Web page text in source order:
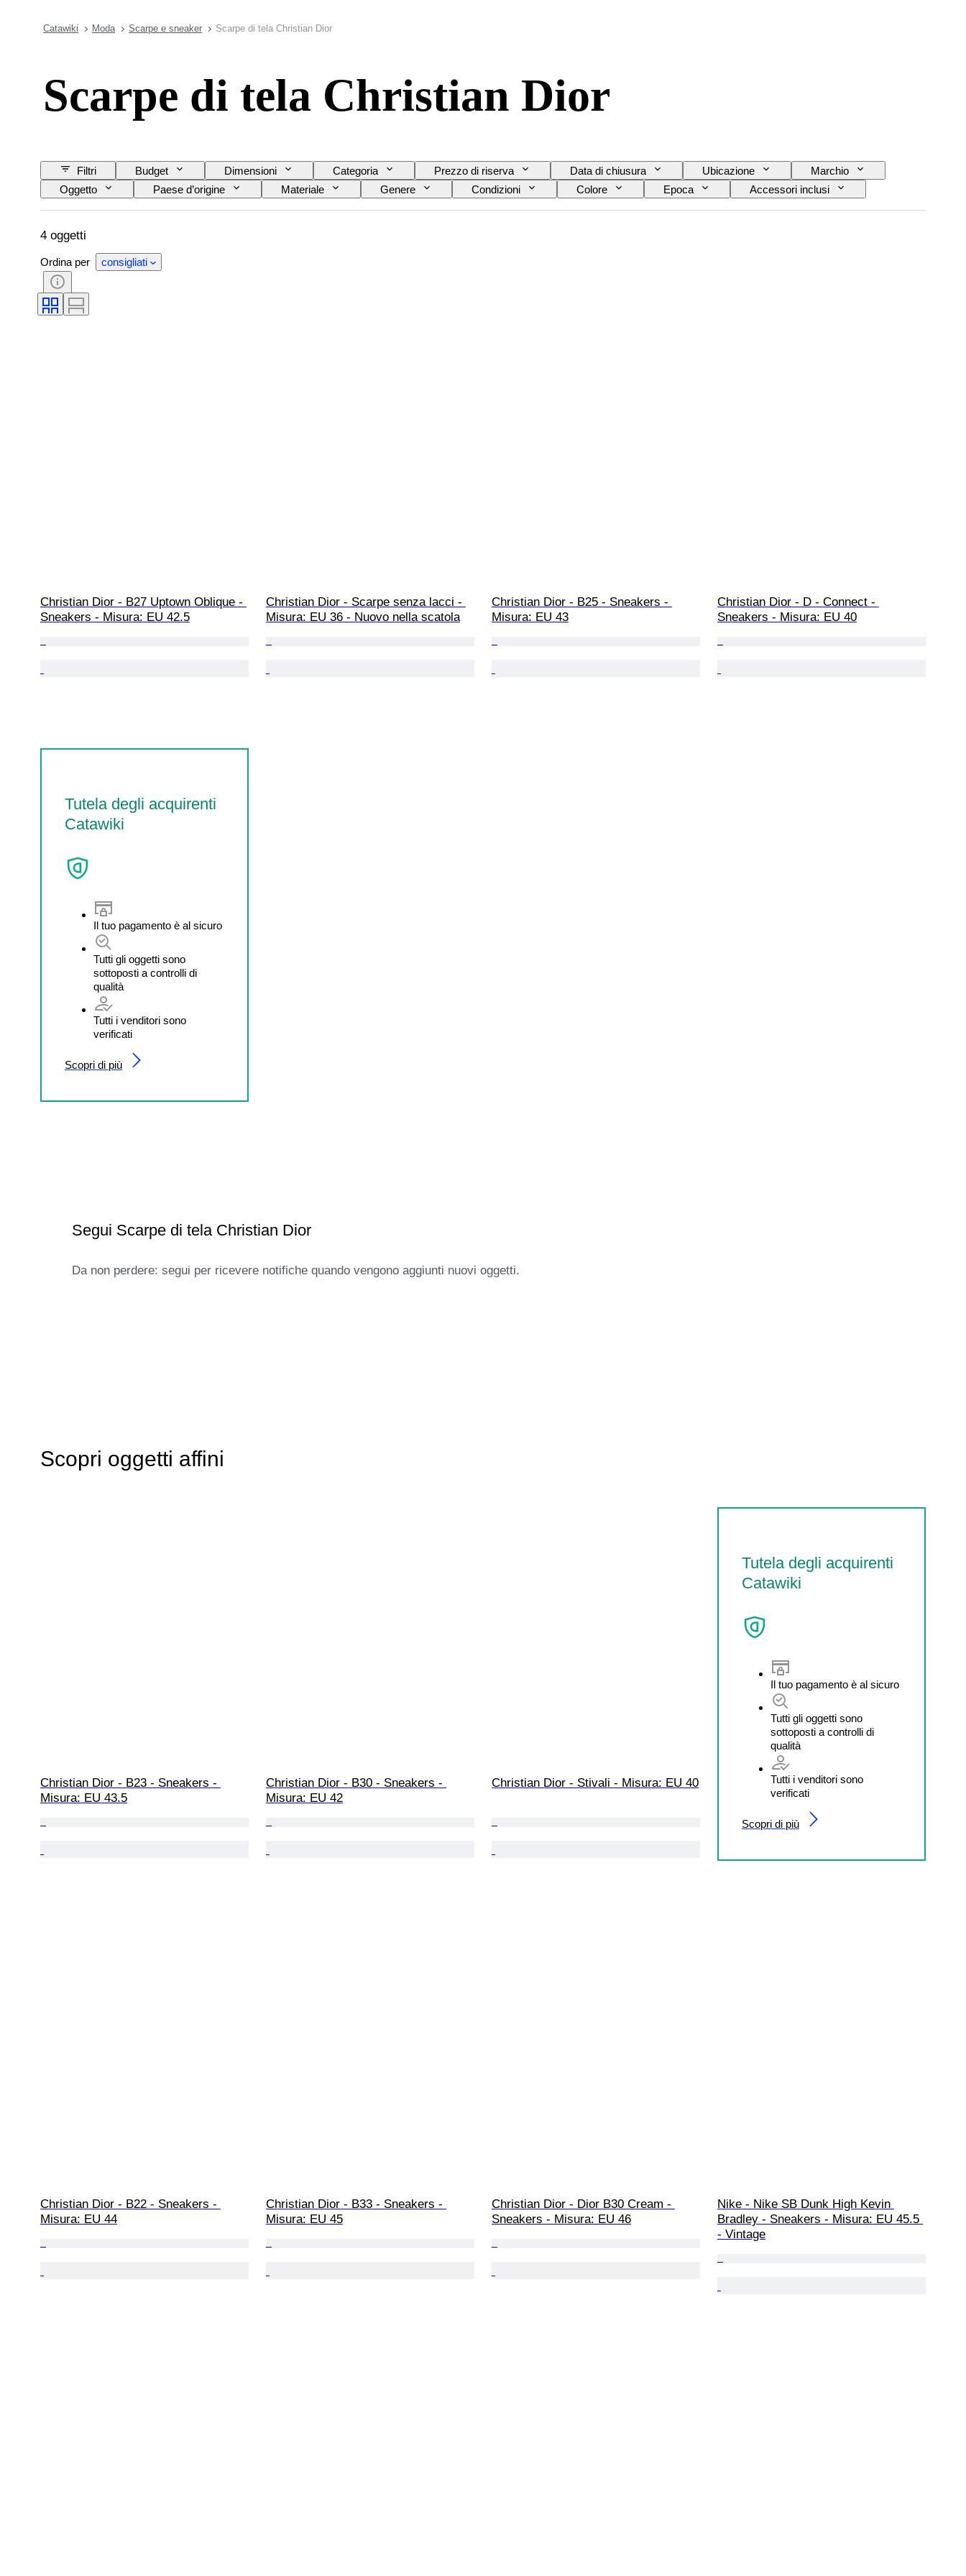
Catawiki Moda Scarpe e sneaker Scarpe di tela Christian Dior
Scarpe di tela Christian Dior
Filtri Budget Dimensioni Categoria Prezzo di riserva Data di chiusura Ubicazione
Marchio
Oggetto
Paese d’origine Materiale Genere Condizioni Colore Epoca
Accessori inclusi
Misura di scarpe
4 oggetti
Ordina per consigliati
Christian Dior - B27 Uptown Oblique -
Sneakers - Misura: EU 42.5
Christian Dior - Scarpe senza lacci -
Misura: EU 36 - Nuovo nella scatola
Christian Dior - B25 - Sneakers -
Misura: EU 43
Christian Dior - D - Connect -
Sneakers - Misura: EU 40
Tutela degli acquirenti
Catawiki
Il tuo pagamento è al sicuro
Tutti gli oggetti sono
sottoposti a controlli di
qualità
Tutti i venditori sono
verificati
Scopri di più
Segui Scarpe di tela Christian Dior
Da non perdere: segui per ricevere notifiche quando vengono aggiunti nuovi oggetti.
Scopri oggetti affini
Tutela degli acquirenti
Catawiki
Il tuo pagamento è al sicuro
Tutti gli oggetti sono
sottoposti a controlli di
qualità
Tutti i venditori sono
verificati
Scopri di più
Christian Dior - B23 - Sneakers -
Misura: EU 43.5
Christian Dior - B30 - Sneakers -
Misura: EU 42
Christian Dior - Stivali - Misura: EU 40
Christian Dior - B22 - Sneakers -
Misura: EU 44
Christian Dior - B33 - Sneakers -
Misura: EU 45
Christian Dior - Dior B30 Cream -
Sneakers - Misura: EU 46
Nike - Nike SB Dunk High Kevin
Bradley - Sneakers - Misura: EU 45.5
- Vintage